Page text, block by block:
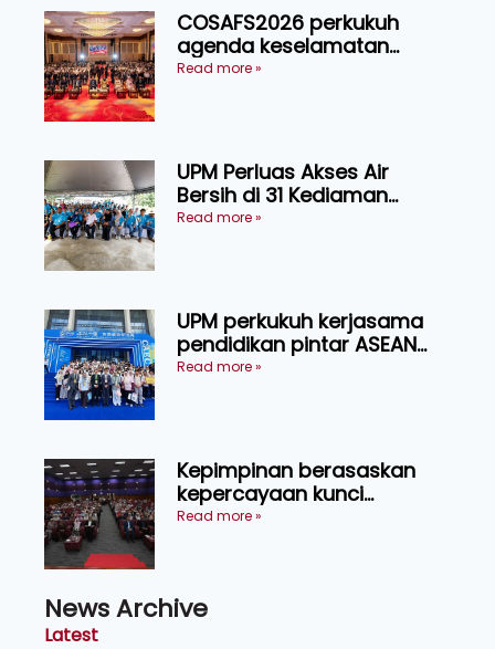
COSAFS2026 perkukuh
agenda keselamatan
makanan, AgriHub pacu
Read more »
UPM Perluas Akses Air
Bersih di 31 Kediaman
Orang Asli Tasik Chini
Read more »
UPM perkukuh kerjasama
pendidikan pintar ASEAN
menerusi lawatan rasmi ke
Read more »
Kepimpinan berasaskan
kepercayaan kunci
kecemerlangan institusi -
Read more »
News Archive
Latest